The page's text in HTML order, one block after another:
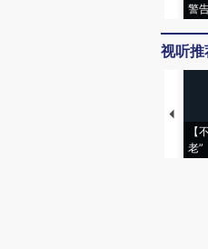
警
视听推
【
老”